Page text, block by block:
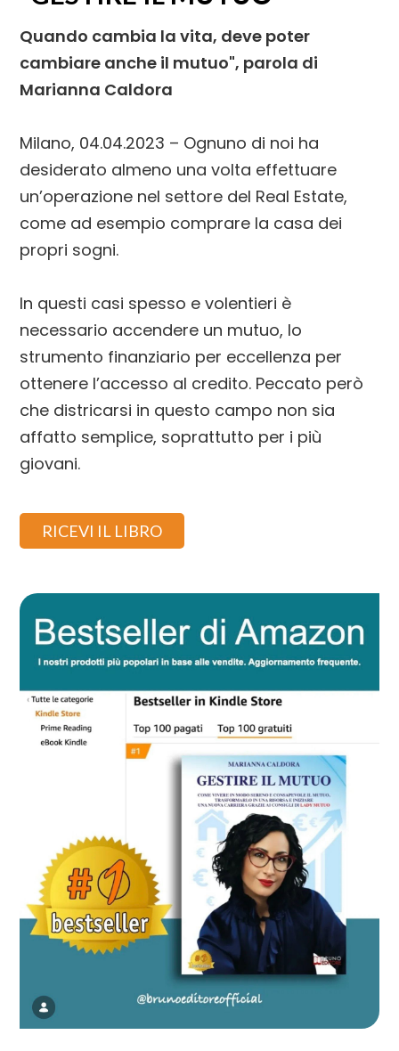
Quando cambia la vita, deve poter
cambiare anche il mutuo", parola di
Marianna Caldora
Milano, 04.04.2023 – Ognuno di noi ha
desiderato almeno una volta effettuare
un’operazione nel settore del Real Estate,
come ad esempio comprare la casa dei
propri sogni.
In questi casi spesso e volentieri è
necessario accendere un mutuo, lo
strumento finanziario per eccellenza per
ottenere l’accesso al credito. Peccato però
che districarsi in questo campo non sia
affatto semplice, soprattutto per i più
giovani.
RICEVI IL LIBRO